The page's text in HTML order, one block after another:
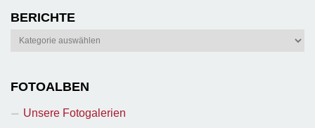
BERICHTE
Berichte
FOTOALBEN
Unsere Fotogalerien